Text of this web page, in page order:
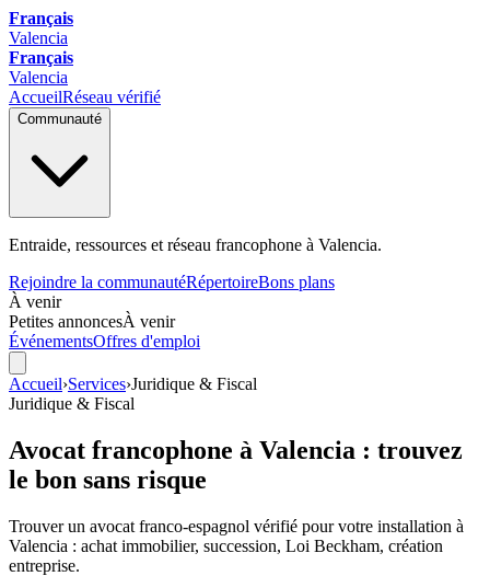
Français
Valencia
Français
Valencia
AccueilRéseau vérifié
Communauté
Entraide, ressources et réseau francophone à Valencia.
Rejoindre la communautéRépertoireBons plans
À venir
Petites annoncesÀ venir
ÉvénementsOffres d'emploi
Accueil›Services›Juridique & Fiscal
Juridique & Fiscal
Avocat francophone à Valencia : trouvez
le bon sans risque
Trouver un avocat franco-espagnol vérifié pour votre installation à
Valencia : achat immobilier, succession, Loi Beckham, création
entreprise.